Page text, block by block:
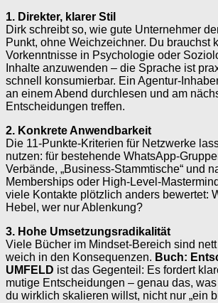
1. Direkter, klarer Stil
Dirk schreibt so, wie gute Unternehmer
Punkt, ohne Weichzeichner. Du brauchst
Vorkenntnisse in Psychologie oder
Inhalte anzuwenden – die Sprache ist
schnell konsumierbar. Ein Agentur-
an einem Abend durchlesen und am
Entscheidungen treffen.
2. Konkrete Anwendbarkeit
Die 11-Punkte-Kriterien für Netzwerke
nutzen: für bestehende WhatsApp-
Verbände, „Business-Stammtische“ und
Memberships oder High-Level-
viele Kontakte plötzlich anders bewertet:
Hebel, wer nur Ablenkung?
3. Hohe Umsetzungsradikalität
Viele Bücher im Mindset-Bereich sind
weich in den Konsequenzen. Buch:
UMFELD ist das Gegenteil: Es fordert
mutige Entscheidungen – genau das,
du wirklich skalieren willst, nicht nur „ein